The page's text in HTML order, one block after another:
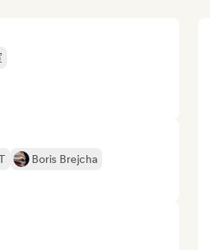
Boris Brejcha